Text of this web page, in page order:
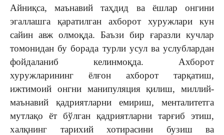
Айниқса, маънавий таҳдид ва ёшлар онгини
эгаллашга қаратилган ахборот хуружлари кун
сайин авж олмоқда. Баъзи бир ғаразли кучлар
томонидан бу борада турли усул ва услублардан
фойдаланиб келинмоқда. Ахборот
хуружларининг ёлғон ахборот тарқатиш,
ижтимоий онгни манипуляция қилиш, миллий-
маънавий қадриятларни емириш, менталитетга
мутлақо ёт бўлган қадриятларни тарғиб этиш,
халқнинг тарихий хотирасини бузиш ва